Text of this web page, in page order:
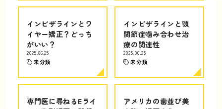
インビザラインとワ
イヤー矯正？どっち
がいい？
2025.06.25
未分類
インビザラインと顎
関節症噛み合わせ治
療の関連性
2025.06.25
未分類
専門医に尋ねるEライ
アメリカの歯並び美